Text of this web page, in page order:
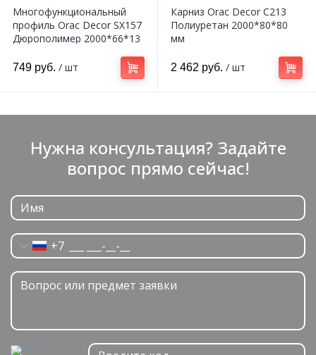
Многофункциональный
профиль Orac Decor SX157
Дюрополимер 2000*66*13
749 руб. / шт
Карниз Orac Decor C213
Полиуретан 2000*80*80
мм
2 462 руб. / шт
Нужна консультация? Задайте
вопрос прямо сейчас!
+7